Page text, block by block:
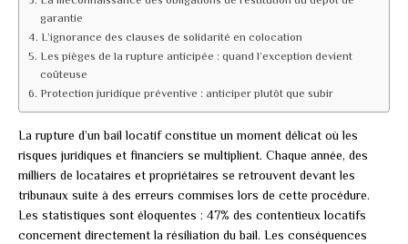
garantie
L’ignorance des clauses de solidarité en colocation
Les pièges de la rupture anticipée : quand l’exception devient
coûteuse
Protection juridique préventive : anticiper plutôt que subir
La rupture d’un bail locatif constitue un moment délicat où les
risques juridiques et financiers se multiplient. Chaque année, des
milliers de locataires et propriétaires se retrouvent devant les
tribunaux suite à des erreurs commises lors de cette procédure.
Les statistiques sont éloquentes : 47% des contentieux locatifs
concernent directement la résiliation du bail. Les conséquences